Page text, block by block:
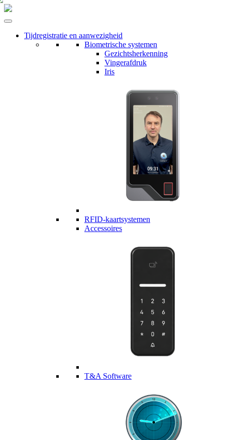
Tijdregistratie en aanwezigheid
Biometrische systemen
Gezichtsherkenning
Vingerafdruk
Iris
RFID-kaartsystemen
Accessoires
T&A Software